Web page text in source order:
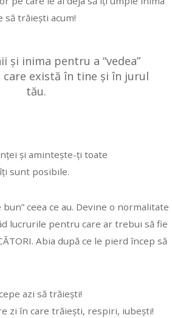
să trăiești acum!
și inima pentru a “vedea”
există în tine și în jurul
tău.
și amintește-ți toate
îți sunt posibile.
bun” ceea ce au. Devine o normalitate
lucrurile pentru care ar trebui să fie
Abia după ce le pierd încep să
azi să trăiești!
zi în care trăiești, respiri, iubești!